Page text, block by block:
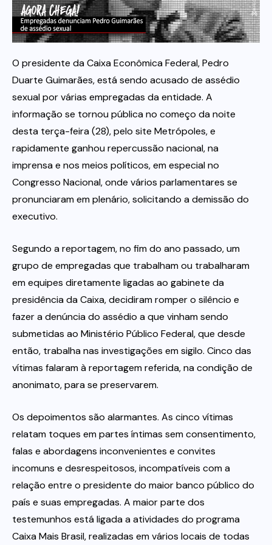
Itau
Financeiras e Cooperativas
O presidente da Caixa Econômica Federal, Pedro
Duarte Guimarães, está sendo acusado de assédio
sexual por várias empregadas da entidade. A
informação se tornou pública no começo da noite
desta terça-feira (28), pelo site Metrópoles, e
rapidamente ganhou repercussão nacional, na
imprensa e nos meios políticos, em especial no
Congresso Nacional, onde vários parlamentares se
pronunciaram em plenário, solicitando a demissão do
executivo.
Segundo a reportagem, no fim do ano passado, um
grupo de empregadas que trabalham ou trabalharam
em equipes diretamente ligadas ao gabinete da
presidência da Caixa, decidiram romper o silêncio e
fazer a denúncia do assédio a que vinham sendo
submetidas ao Ministério Público Federal, que desde
então, trabalha nas investigações em sigilo. Cinco das
vítimas falaram à reportagem referida, na condição de
anonimato, para se preservarem.
Os depoimentos são alarmantes. As cinco vítimas
relatam toques em partes íntimas sem consentimento,
falas e abordagens inconvenientes e convites
incomuns e desrespeitosos, incompatíveis com a
relação entre o presidente do maior banco público do
país e suas empregadas. A maior parte dos
testemunhos está ligada a atividades do programa
Caixa Mais Brasil, realizadas em vários locais de todas